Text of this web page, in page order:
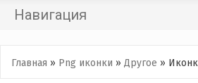
Навигация
Png иконки
Главная » Png иконки » Другое »